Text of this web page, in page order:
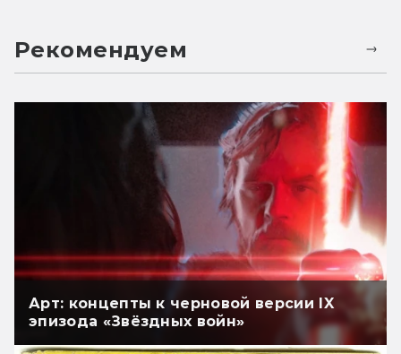
Рекомендуем
Арт: концепты к черновой версии IX
эпизода «Звёздных войн»